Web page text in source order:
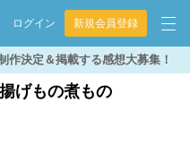
ログイン 新規会員登録
作決定＆掲載する感想大募集！
げもの煮もの